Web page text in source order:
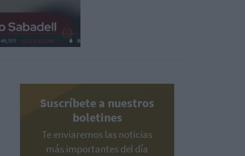
Suscríbete a nuestros
boletines
Te enviaremos las noticias
más importantes del día